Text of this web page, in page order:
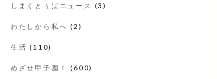
しまくとぅばニュース (3)
わたしから私へ (2)
生活 (110)
めざせ甲子園！ (600)